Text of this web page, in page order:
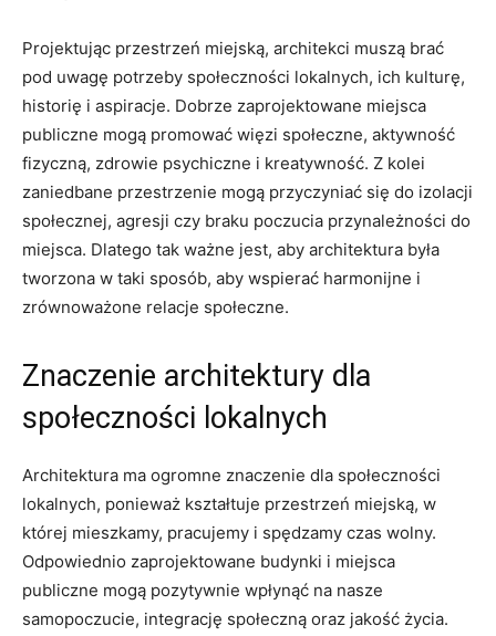
Projektując przestrzeń miejską, architekci muszą ⁣brać
pod uwagę potrzeby społeczności lokalnych,‌ ich‍ kulturę,
historię i aspiracje. Dobrze ⁢zaprojektowane miejsca
publiczne ​mogą ‍promować więzi ⁣społeczne, aktywność
fizyczną, zdrowie psychiczne i kreatywność. Z kolei
‌zaniedbane⁣ przestrzenie‍ mogą przyczyniać się do izolacji
społecznej, agresji czy ​braku poczucia przynależności do
miejsca.‍ Dlatego‌ tak ⁤ważne⁢ jest, aby architektura była
tworzona‌ w taki sposób, aby wspierać harmonijne‍ i
zrównoważone relacje​ społeczne.
Znaczenie architektury dla‍
społeczności ‍lokalnych
Architektura ma⁣ ogromne znaczenie dla społeczności
lokalnych, ponieważ⁢ kształtuje⁤ przestrzeń miejską, w
której mieszkamy,‍ pracujemy i spędzamy czas wolny.
‍Odpowiednio zaprojektowane ​budynki i miejsca
publiczne mogą ‍pozytywnie wpłynąć na ​nasze
samopoczucie, integrację społeczną oraz jakość życia.